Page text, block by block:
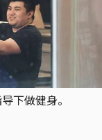
下做健身。